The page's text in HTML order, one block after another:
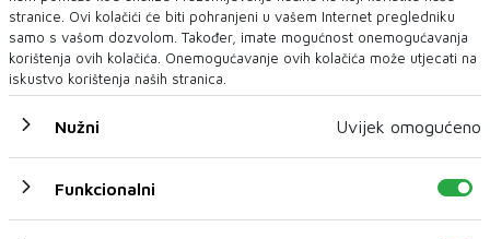
televizije Vesnu Vukmirović i njenu...
stranice. Ovi kolačići će biti pohranjeni u vašem Internet pregledniku
samo s vašom dozvolom. Također, imate mogućnost onemogućavanja
korištenja ovih kolačića. Onemogućavanje ovih kolačića može utjecati na
iskustvo korištenja naših stranica.
Nužni Uvijek omogućeno
Funkcionalni